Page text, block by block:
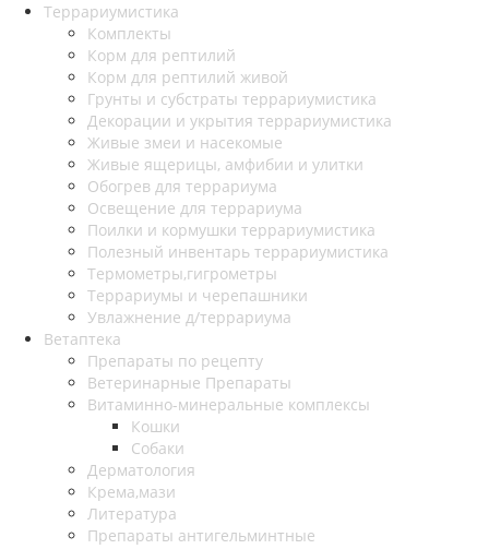
Террариумистика
Комплекты
Корм для рептилий
Корм для рептилий живой
Грунты и субстраты террариумистика
Декорации и укрытия террариумистика
Живые змеи и насекомые
Живые ящерицы, амфибии и улитки
Обогрев для террариума
Освещение для террариума
Поилки и кормушки террариумистика
Полезный инвентарь террариумистика
Термометры,гигрометры
Террариумы и черепашники
Увлажнение д/террариума
Ветаптека
Препараты по рецепту
Ветеринарные Препараты
Витаминно-минеральные комплексы
Кошки
Собаки
Дерматология
Крема,мази
Литература
Препараты антигельминтные